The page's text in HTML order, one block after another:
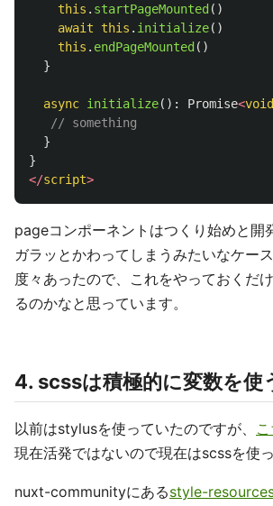
this . startPageMounted ()
await
this . initialize()
this . endPageMounted ()
}
async initialize(): Promise<void
// something
}
}
</script>
pageコンポーネントはつくり始めと開
ガラッとかわってしまうみたいなケー
度々あったので、これをやっておくだ
るのかなと思っています。
4. scssは積極的に変数を使
以前はstylusを使っていたのですが、
現在活発ではないので現在はscssを使っ
nuxt-communityにあるstyle-